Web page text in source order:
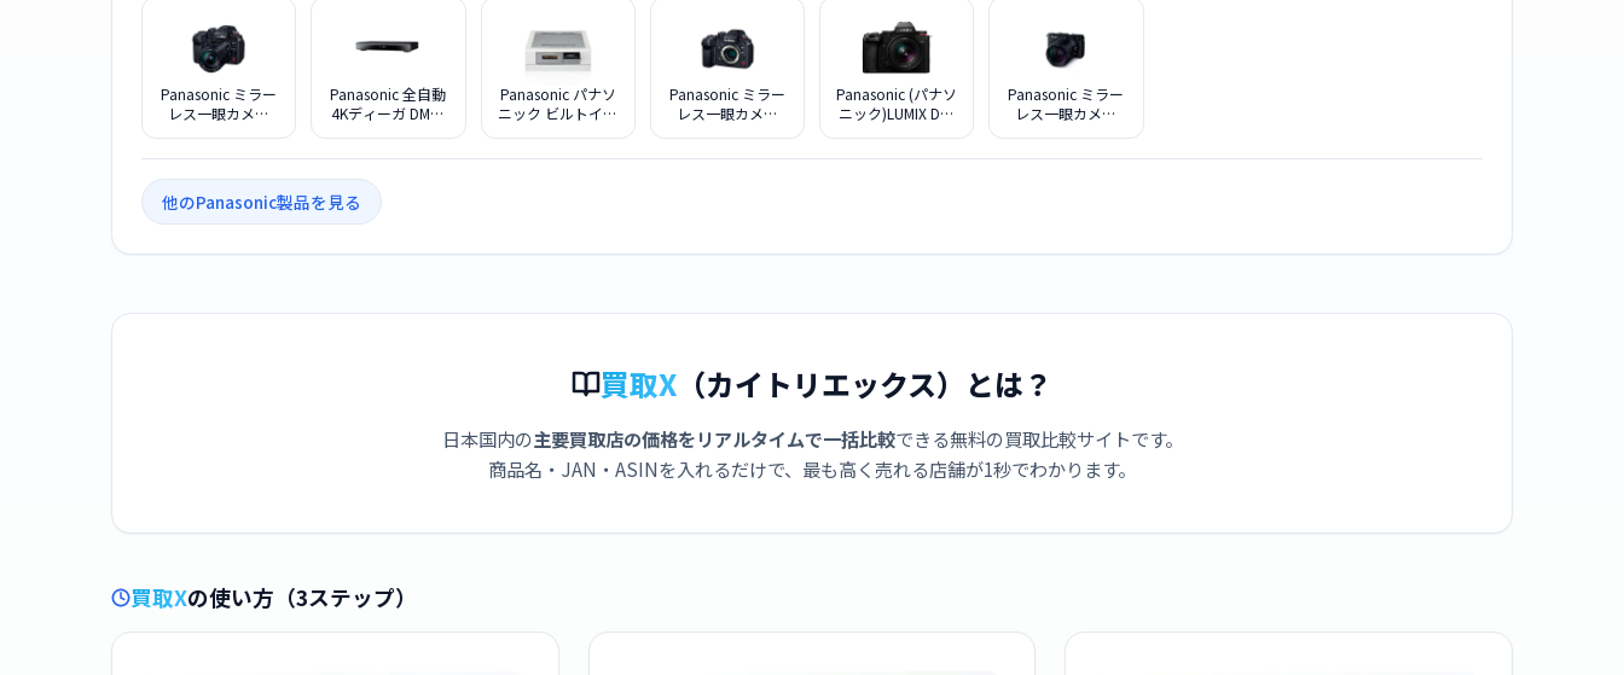
Panasonic ミラー
レス一眼カメラ
Panasonic 全自動
4Kディーガ DMR-
Panasonic パナソ
ニック ビルトイン
Panasonic ミラー
レス一眼カメラ
Panasonic (パナソ
ニック)LUMIX DC-
Panasonic ミラー
レス一眼カメラ
他のPanasonic製品を見る
買取X （カイトリエックス）とは？
日本国内の主要買取店の価格をリアルタイムで一括比較できる無料の買取比較サイトです。
商品名・JAN・ASINを入れるだけで、最も高く売れる店舗が1秒でわかります。
買取Xの使い方（3ステップ）